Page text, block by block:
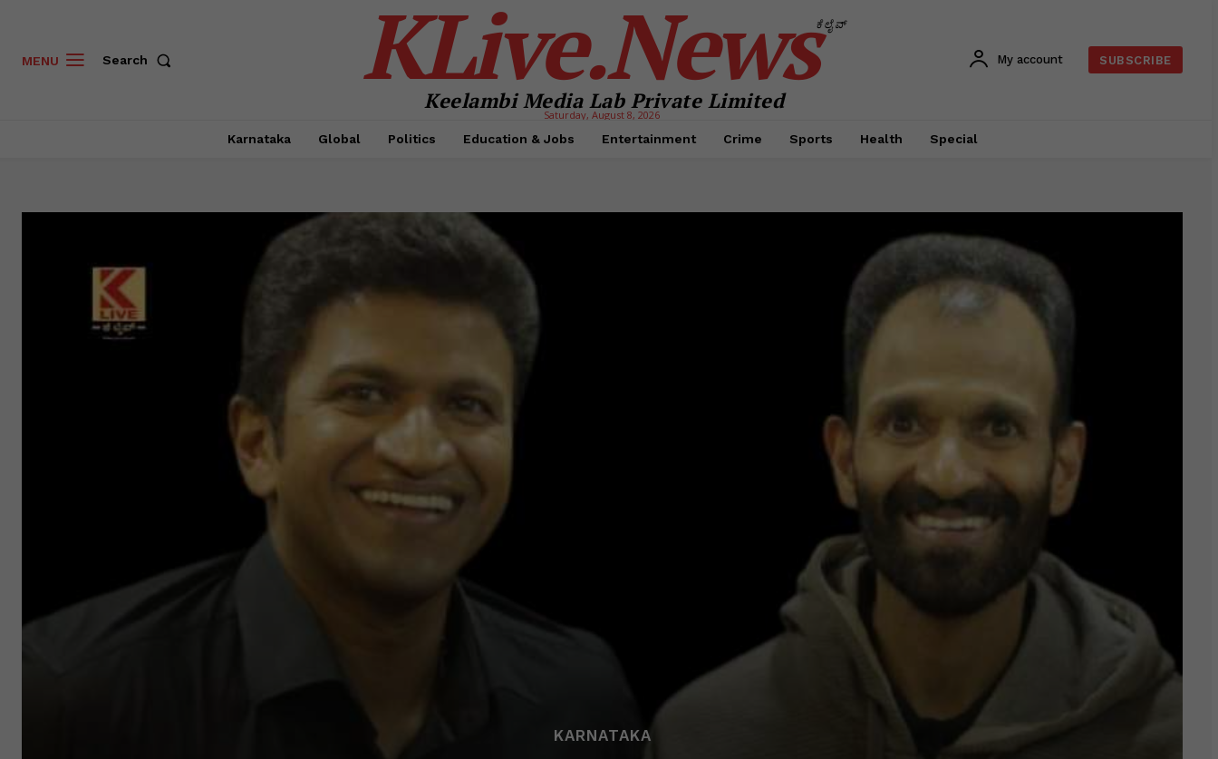
MENU Search KLive.Newsಕೆಲೈವ್
Keelambi Media Lab Private Limited
Saturday, August 8, 2026
My account SUBSCRIBE
Karnataka Global Politics Education & Jobs Entertainment Crime Sports Health Special
KARNATAKA